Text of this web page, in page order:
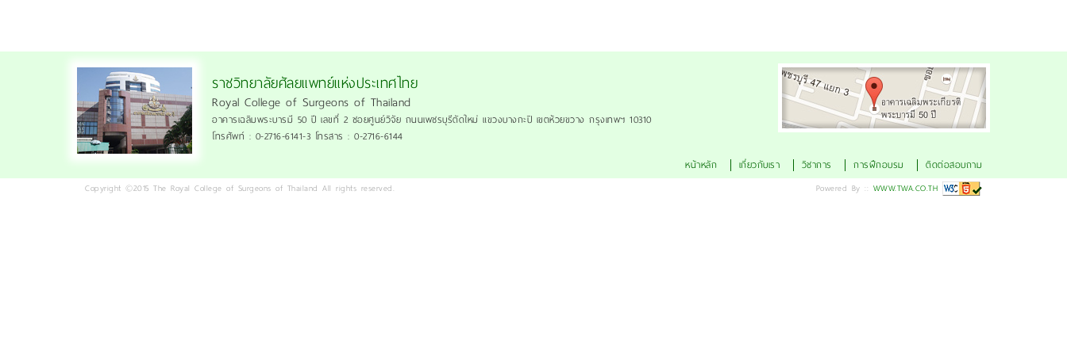
ราชวิทยาลัยศัลยแพทย์แห่งประเทศไทย
Royal College of Surgeons of Thailand
อาคารเฉลิมพระบารมี 50 ปี เลขที่ 2 ซอยศูนย์วิจัย ถนนเพชรบุรีตัดใหม่ แขวงบางกะปิ เขตห้วยขวาง กรุงเทพฯ 10310
โทรศัพท์ : 0-2716-6141-3 โทรสาร : 0-2716-6144
ดูแผนที่
หน้าหลัก เกี่ยวกับเรา วิชาการ การฝึกอบรม ติดต่อสอบถาม
Copyright ©2015 The Royal College of Surgeons of Thailand All rights reserved. Powered By :: WWW.TWA.CO.TH